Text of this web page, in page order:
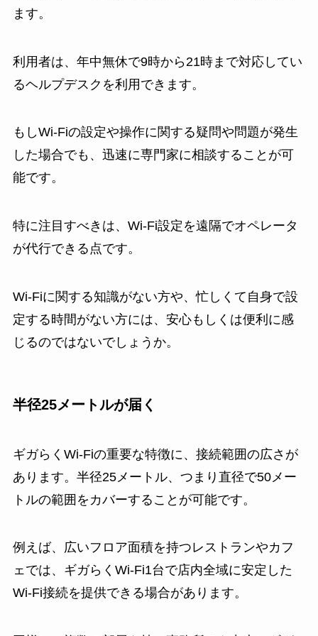
ます。
利用者は、年中無休で9時から21時まで対応してい
るヘルプデスクを利用できます。
もしWi-Fiの設定や操作に関する疑問や問題が発生
した場合でも、迅速に専門家に相談することが可
能です。
特に注目すべきは、Wi-Fi設定を遠隔でオペレータ
が代行できる点です。
Wi-Fiに関する知識がない方や、忙しくて自身で設
定する時間がない方には、安心もしくは便利に感
じるのではないでしょうか。
半径25メートルが届く
ギガらくWi-Fiの重要な特徴に、接続範囲の広さが
あります。半径25メートル、つまり直径で50メー
トルの範囲をカバーすることが可能です。
例えば、広いフロア面積を持つレストランやカフ
ェでは、ギガらくWi-Fi1台で店内全域に安定した
Wi-Fi接続を提供できる場合があります。